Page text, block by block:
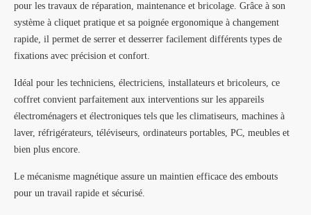
pour les travaux de réparation, maintenance et bricolage. Grâce à son
système à cliquet pratique et sa poignée ergonomique à changement
rapide, il permet de serrer et desserrer facilement différents types de
fixations avec précision et confort.
Idéal pour les techniciens, électriciens, installateurs et bricoleurs, ce
coffret convient parfaitement aux interventions sur les appareils
électroménagers et électroniques tels que les climatiseurs, machines à
laver, réfrigérateurs, téléviseurs, ordinateurs portables, PC, meubles et
bien plus encore.
Le mécanisme magnétique assure un maintien efficace des embouts
pour un travail rapide et sécurisé.